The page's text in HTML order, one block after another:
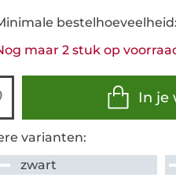
maar 2 stuk op
In je
varianten:
zwart